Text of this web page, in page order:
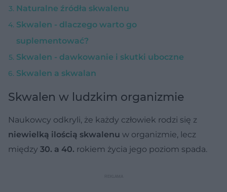
Naturalne źródła skwalenu
Skwalen - dlaczego warto go
suplementować?
Skwalen - dawkowanie i skutki uboczne
Skwalen a skwalan
Skwalen w ludzkim organizmie
Naukowcy odkryli, że każdy człowiek rodzi się z
niewielką ilością skwalenu w organizmie, lecz
między 30. a 40. rokiem życia jego poziom spada.